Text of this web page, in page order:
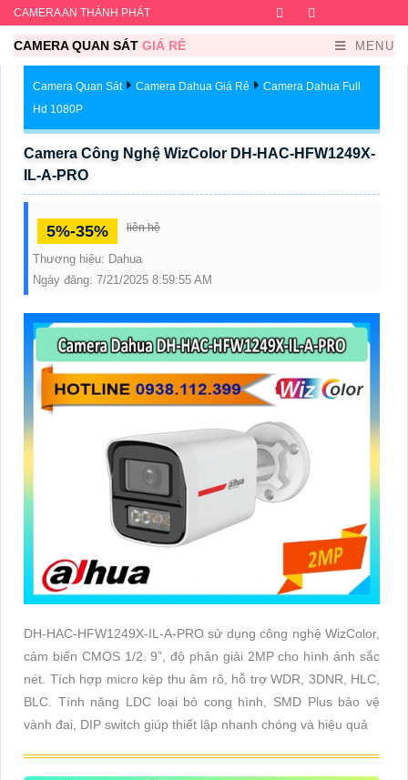
CAMERA AN THÀNH PHÁT Facebook
CAMERA QUAN SÁT GIÁ RẺ MENU
Camera Quan Sát Camera Dahua Giá Rẻ
Camera Dahua Full
Hd 1080P
Camera Công Nghệ WizColor DH-HAC-HFW1249X-
IL-A-PRO
5%-35% liên hệ
Thương hiệu: Dahua
Ngày đăng: 7/21/2025 8:59:55 AM
DH-HAC-HFW1249X-IL-A-PRO sử dụng công nghệ WizColor,
cảm biến CMOS 1/2. 9”, độ phân giải 2MP cho hình ảnh sắc
nét. Tích hợp micro kép thu âm rõ, hỗ trợ WDR, 3DNR, HLC,
BLC. Tính năng LDC loại bỏ cong hình, SMD Plus bảo vệ
vành đai, DIP switch giúp thiết lập nhanh chóng và hiệu quả